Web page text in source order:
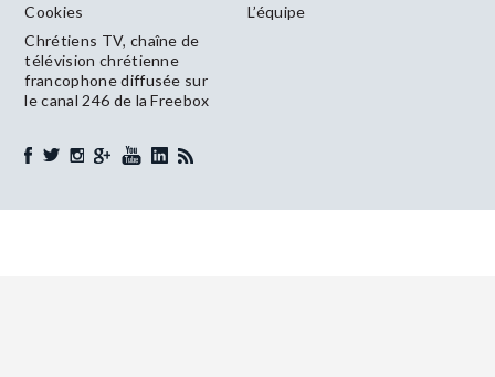
Cookies
L’équipe
Chrétiens TV, chaîne de
télévision chrétienne
francophone diffusée sur
le canal 246 de la Freebox